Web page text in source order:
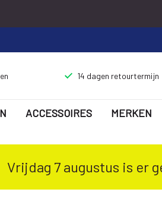
14 dagen retourtermijn
ACCESSOIRES MERKEN
Vrijdag 7 augustus is er